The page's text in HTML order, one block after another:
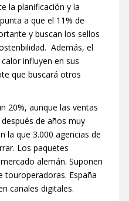
la planificación y la
a que el 11% de
y buscan los sellos
Además, el
influyen en sus
que buscará otros
20%, aunque las ventas
de años muy
la que 3.000 agencias de
Los paquetes
alemán. Suponen
touroperadoras. España
canales digitales.